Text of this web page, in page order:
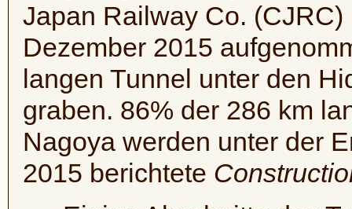
Japan Railway Co.
Dezember 2015
langen Tunnel unter den
graben. 86% der 286 km
Nagoya werden unter der
2015 berichtete